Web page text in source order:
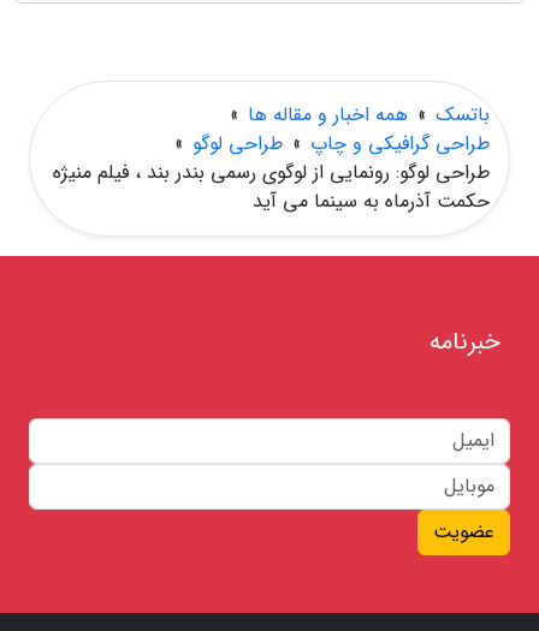
باتسک » همه اخبار و مقاله ها »
طراحی گرافیکی و چاپ » طراحی لوگو »
طراحی لوگو: رونمایی از لوگوی رسمی بندر بند ، فیلم منیژه
حکمت آذرماه به سینما می آید
خبرنامه
عضویت